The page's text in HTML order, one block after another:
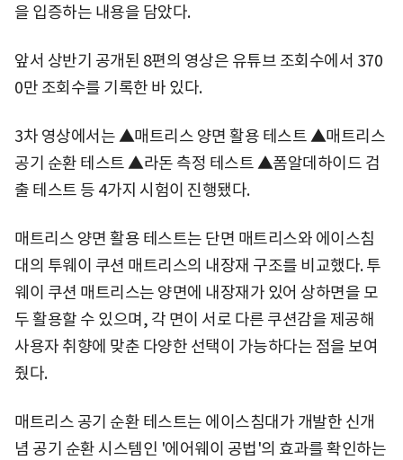
을 입증하는 내용을 담았다.
앞서 상반기 공개된 8편의 영상은 유튜브 조회수에서 370
0만 조회수를 기록한 바 있다.
3차 영상에서는 ▲매트리스 양면 활용 테스트 ▲매트리스
공기 순환 테스트 ▲라돈 측정 테스트 ▲폼알데하이드 검
출 테스트 등 4가지 시험이 진행됐다.
매트리스 양면 활용 테스트는 단면 매트리스와 에이스침
대의 투웨이 쿠션 매트리스의 내장재 구조를 비교했다. 투
웨이 쿠션 매트리스는 양면에 내장재가 있어 상하면을 모
두 활용할 수 있으며, 각 면이 서로 다른 쿠션감을 제공해
사용자 취향에 맞춘 다양한 선택이 가능하다는 점을 보여
줬다.
매트리스 공기 순환 테스트는 에이스침대가 개발한 신개
념 공기 순환 시스템인 '에어웨이 공법'의 효과를 확인하는